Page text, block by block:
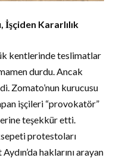
İşçiden Kararlılık
kentlerinde teslimatlar
durdu. Ancak
Zomato’nun kurucusu
işçileri “provokatör”
teşekkür etti.
protestoları
haklarını arayan